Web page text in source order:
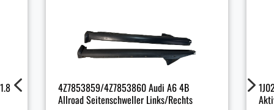
4Z7853859/4Z7853860 Audi A6 4B
Allroad Seitenschweller Links/Rechts
4 5